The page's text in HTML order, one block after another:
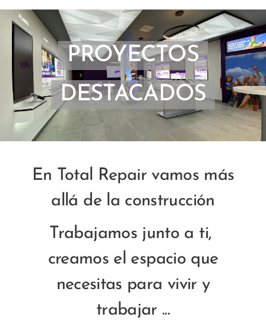
PROYECTOS
DESTACADOS
En Total Repair vamos más
allá de la construcción
Trabajamos junto a ti,
creamos el espacio que
necesitas para vivir y
trabajar ...